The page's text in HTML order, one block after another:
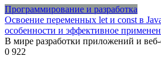
Программирование и разработка
Освоение переменных let и const в
особенности и эффективное
В мире разработки приложений и веб-
0 922